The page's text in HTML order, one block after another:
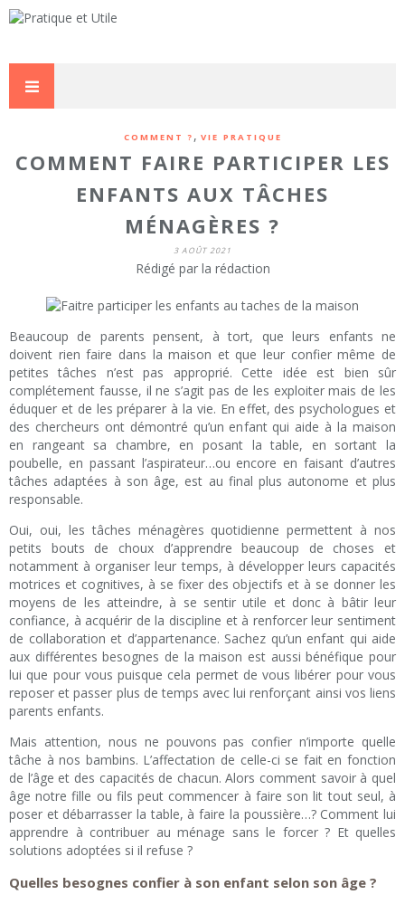
COMMENT ? , VIE PRATIQUE
COMMENT FAIRE PARTICIPER LES
ENFANTS AUX TÂCHES
MÉNAGÈRES ?
3 AOÛT 2021
Rédigé par la rédaction
Beaucoup de parents pensent, à tort, que leurs enfants ne
doivent rien faire dans la maison et que leur confier même de
petites tâches n’est pas approprié. Cette idée est bien sûr
complétement fausse, il ne s’agit pas de les exploiter mais de les
éduquer et de les préparer à la vie. En effet, des psychologues et
des chercheurs ont démontré qu’un enfant qui aide à la maison
en rangeant sa chambre, en posant la table, en sortant la
poubelle, en passant l’aspirateur…ou encore en faisant d’autres
tâches adaptées à son âge, est au final plus autonome et plus
responsable.
Oui, oui, les tâches ménagères quotidienne permettent à nos
petits bouts de choux d’apprendre beaucoup de choses et
notamment à organiser leur temps, à développer leurs capacités
motrices et cognitives, à se fixer des objectifs et à se donner les
moyens de les atteindre, à se sentir utile et donc à bâtir leur
confiance, à acquérir de la discipline et à renforcer leur sentiment
de collaboration et d’appartenance. Sachez qu’un enfant qui aide
aux différentes besognes de la maison est aussi bénéfique pour
lui que pour vous puisque cela permet de vous libérer pour vous
reposer et passer plus de temps avec lui renforçant ainsi vos liens
parents enfants.
Mais attention, nous ne pouvons pas confier n’importe quelle
tâche à nos bambins. L’affectation de celle-ci se fait en fonction
de l’âge et des capacités de chacun. Alors comment savoir à quel
âge notre fille ou fils peut commencer à faire son lit tout seul, à
poser et débarrasser la table, à faire la poussière…? Comment lui
apprendre à contribuer au ménage sans le forcer ? Et quelles
solutions adoptées si il refuse ?
Quelles besognes confier à son enfant selon son âge ?